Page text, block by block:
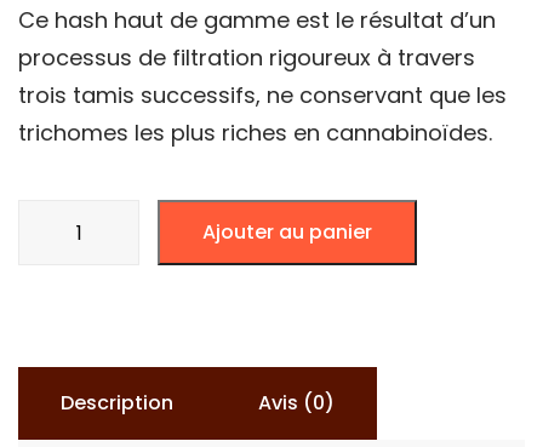
Ce hash haut de gamme est le résultat d’un
processus de filtration rigoureux à travers
trois tamis successifs, ne conservant que les
trichomes les plus riches en cannabinoïdes.
Ajouter au panier
Description Avis (0)